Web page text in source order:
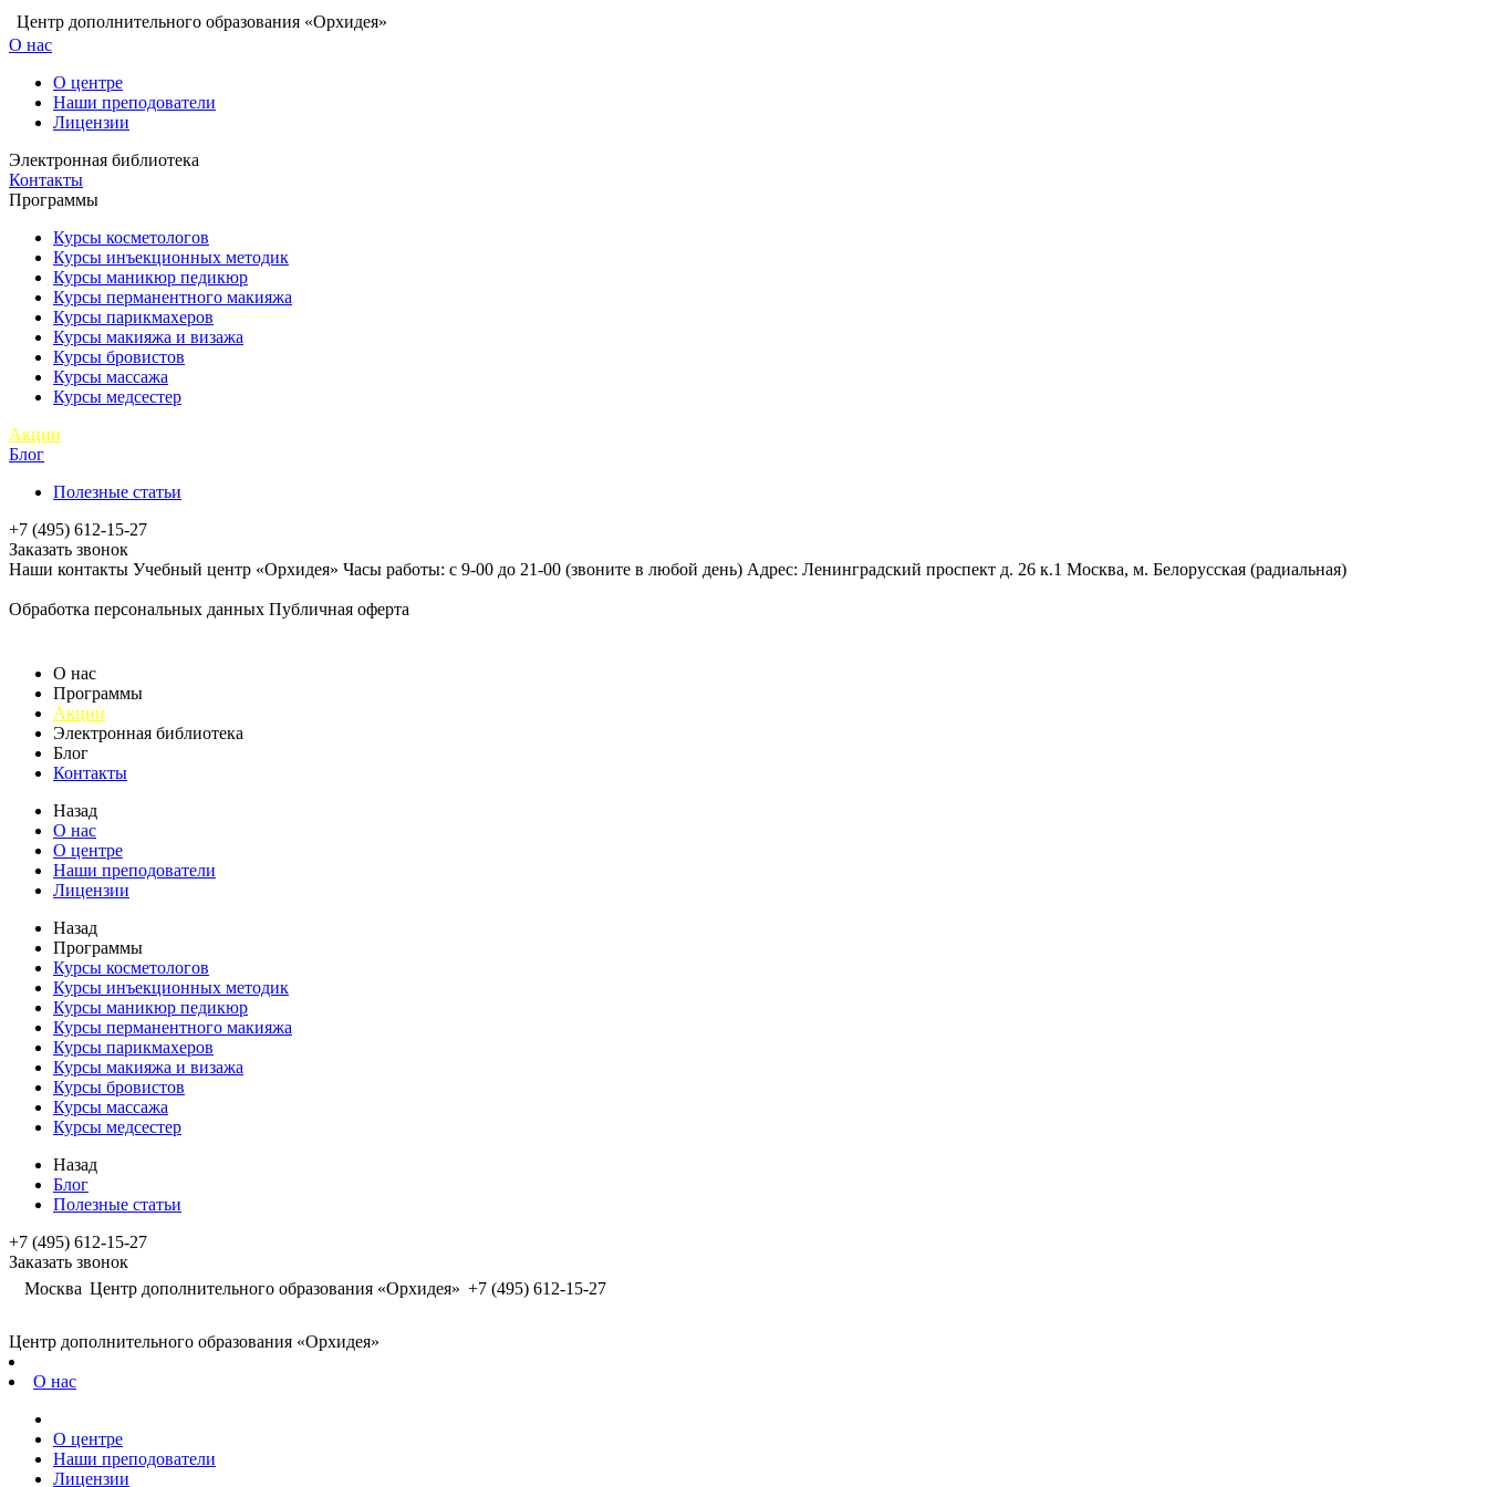
Центр дополнительного образования «Орхидея»
О нас
О центре
Наши преподователи
Лицензии
Электронная библиотека
Контакты
Программы
Курсы косметологов
Курсы инъекционных методик
Курсы маникюр педикюр
Курсы перманентного макияжа
Курсы парикмахеров
Курсы макияжа и визажа
Курсы бровистов
Курсы массажа
Курсы медсестер
Акции
Блог
Полезные статьи
+7 (495) 612-15-27
Заказать звонок
Наши контакты Учебный центр «Орхидея» Часы работы: с 9-00 до 21-00 (звоните в любой день) Адрес: Ленинградский проспект д. 26 к.1 Москва, м. Белорусская (радиальная)
Обработка персональных данных Публичная оферта
О нас
Программы
Акции
Электронная библиотека
Блог
Контакты
Назад
О нас
О центре
Наши преподователи
Лицензии
Назад
Программы
Курсы косметологов
Курсы инъекционных методик
Курсы маникюр педикюр
Курсы перманентного макияжа
Курсы парикмахеров
Курсы макияжа и визажа
Курсы бровистов
Курсы массажа
Курсы медсестер
Назад
Блог
Полезные статьи
+7 (495) 612-15-27
Заказать звонок
Москва Центр дополнительного образования «Орхидея» +7 (495) 612-15-27
Центр дополнительного образования «Орхидея»
О нас
О центре
Наши преподователи
Лицензии